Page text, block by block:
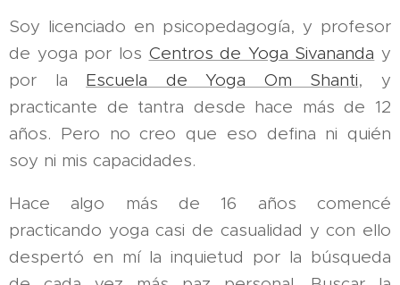
Soy licenciado en psicopedagogía, y profesor
de yoga por los Centros de Yoga Sivananda y
por la Escuela de Yoga Om Shanti, y
practicante de tantra desde hace más de 12
años. Pero no creo que eso defina ni quién
soy ni mis capacidades.
Hace algo más de 16 años comencé
practicando yoga casi de casualidad y con ello
despertó en mí la inquietud por la búsqueda